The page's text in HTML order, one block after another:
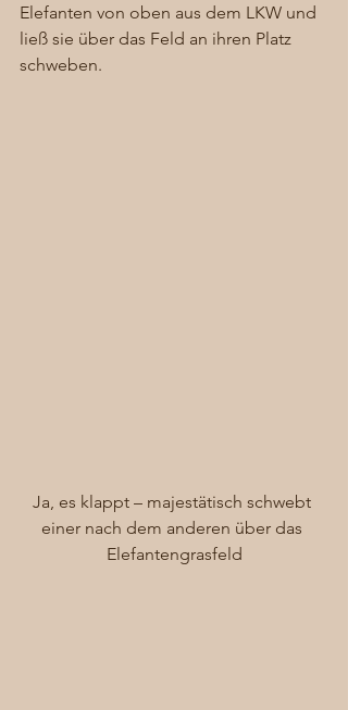
Elefanten von oben aus dem LKW und
ließ sie über das Feld an ihren Platz
schweben.
Ja, es klappt – majestätisch schwebt
einer nach dem anderen über das
Elefantengrasfeld